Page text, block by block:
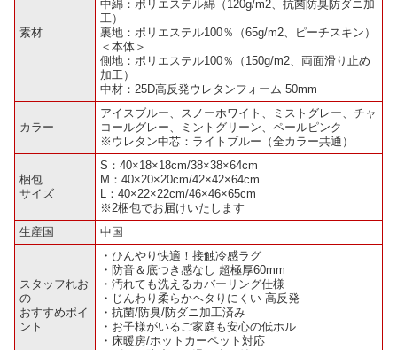
素材
中綿：ポリエステル綿（120g/m2、抗菌防臭防ダニ加
工）
裏地：ポリエステル100％（65g/m2、ピーチスキン）
＜本体＞
側地：ポリエステル100％（150g/m2、両面滑り止め
加工）
中材：25D高反発ウレタンフォーム 50mm
カラー
アイスブルー、スノーホワイト、ミストグレー、チャ
コールグレー、ミントグリーン、ペールピンク
※ウレタン中芯：ライトブルー（全カラー共通）
梱包
サイズ
S：40×18×18cm/38×38×64cm
M：40×20×20cm/42×42×64cm
L：40×22×22cm/46×46×65cm
※2梱包でお届けいたします
生産国
中国
スタッフれお
の
おすすめポイ
ント
・ひんやり快適！接触冷感ラグ
・防音＆底つき感なし 超極厚60mm
・汚れても洗えるカバーリング仕様
・じんわり柔らかヘタりにくい 高反発
・抗菌/防臭/防ダニ加工済み
・お子様がいるご家庭も安心の低ホル
・床暖房/ホットカーペット対応